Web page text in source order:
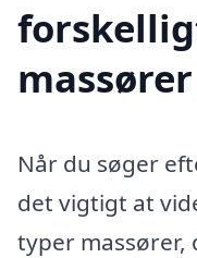
Når du søger
det vigtigt at
typer massører,